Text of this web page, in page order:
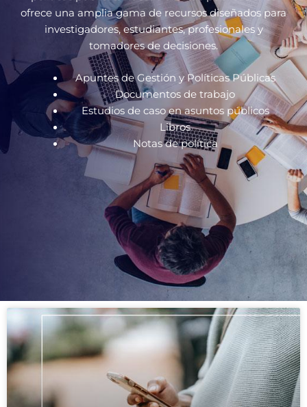
ofrece una amplia gama de recursos diseñados para
investigadores, estudiantes, profesionales y
tomadores de decisiones.
Apuntes de Gestión y Políticas Públicas
Documentos de trabajo
Estudios de caso en asuntos públicos
Libros
Notas de política
P
a
g
e
P
a
g
P
a
g
P
e
P
a
e